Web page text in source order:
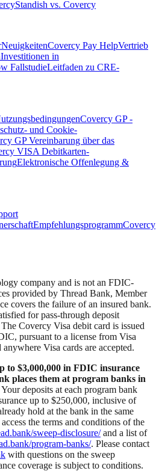
Standish vs. Covercy
NeuigkeitenCovercy Pay HelpVertrieb
Investitionen in
FallstudieLeitfaden zu CRE-
Covercy GP -
und Cookie-
GP Vereinbarung über das
VISA Debitkarten-
Elektronische Offenlegung &
EmpfehlungsprogrammCovercy
company and is not an FDIC-
provided by Thread Bank, Member
covers the failure of an insured bank.
for pass-through deposit
Covercy Visa debit card is issued
pursuant to a license from Visa
Visa cards are accepted.
to $3,000,000 in FDIC insurance
places them at program banks in
Your deposits at each program bank
up to $250,000, inclusive of
hold at the bank in the same
the terms and conditions of the
sweep-disclosure/and a list of
program-banks/. Please contact
with questions on the sweep
coverage is subject to conditions.